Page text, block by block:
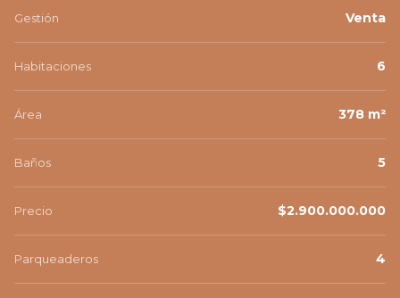
Gestión Venta
Habitaciones 6
Área 378 m²
Baños 5
Precio $2.900.000.000
Parqueaderos 4